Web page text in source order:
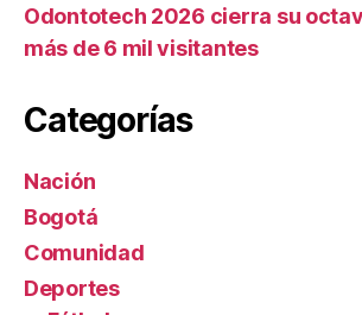
Odontotech 2026 cierra su
más de 6 mil visitantes
Categorías
Nación
Bogotá
Comunidad
Deportes